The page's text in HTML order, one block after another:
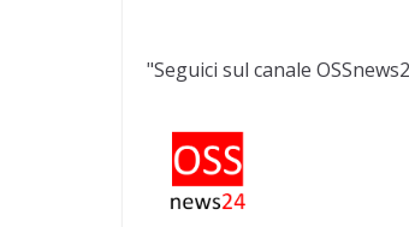
"Seguici sul canale